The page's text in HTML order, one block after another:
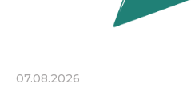
07.08.2026